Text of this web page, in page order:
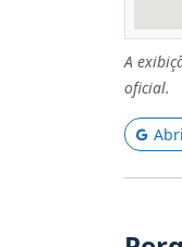
A
oficial.